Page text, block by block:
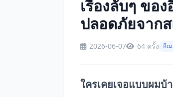
เรื่องลับๆ ขอ
ปลอดภัยจาก
2026-06-07 64 ครั้ง อีเ
ใครเคยเจอแบบผมบ้